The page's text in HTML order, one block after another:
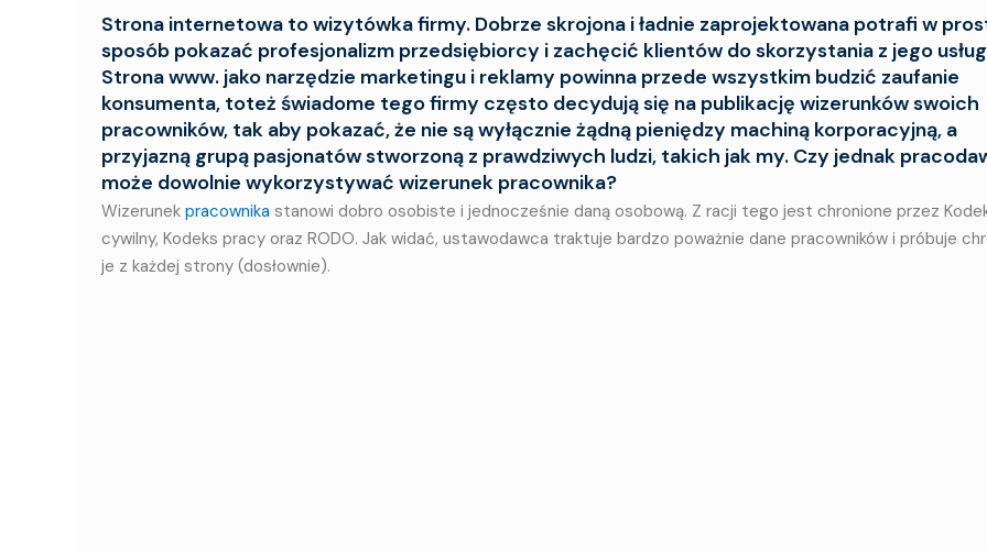
Strona internetowa to wizytówka firmy. Dobrze skrojona i ładnie zaprojektowana potrafi w
sposób pokazać profesjonalizm przedsiębiorcy i zachęcić klientów do skorzystania z jego
Strona www. jako narzędzie marketingu i reklamy powinna przede wszystkim budzić zaufanie
konsumenta, toteż świadome tego firmy często decydują się na publikację wizerunków swoich
pracowników, tak aby pokazać, że nie są wyłącznie żądną pieniędzy machiną korporacyjną, a
przyjazną grupą pasjonatów stworzoną z prawdziwych ludzi, takich jak my. Czy jednak
może dowolnie wykorzystywać wizerunek pracownika?
Wizerunek pracownika stanowi dobro osobiste i jednocześnie daną osobową. Z racji tego jest chronione przez
cywilny, Kodeks pracy oraz RODO. Jak widać, ustawodawca traktuje bardzo poważnie dane pracowników i próbuje
je z każdej strony (dosłownie).